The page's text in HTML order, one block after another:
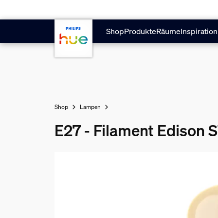
ShopProdukteRäumeInspiration
Shop Lampen
E27 - Filament Edison